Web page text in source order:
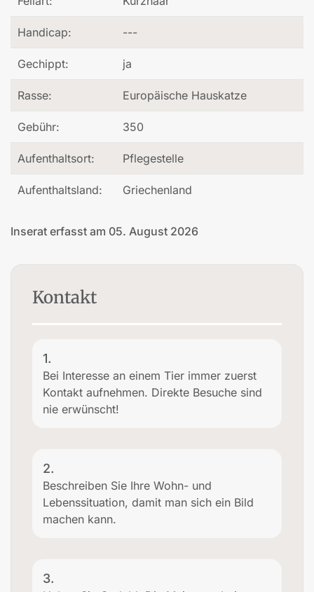
Handicap: ---
Gechippt: ja
Rasse: Europäische Hauskatze
Gebühr: 350
Aufenthaltsort: Pflegestelle
Aufenthaltsland: Griechenland
Inserat erfasst am 05. August 2026
Kontakt
1.
Bei Interesse an einem Tier immer zuerst
Kontakt aufnehmen. Direkte Besuche sind
nie erwünscht!
2.
Beschreiben Sie Ihre Wohn- und
Lebenssituation, damit man sich ein Bild
machen kann.
3.